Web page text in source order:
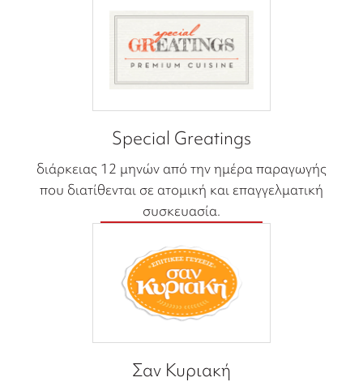
Special Greatings
διάρκειας 12 μηνών από την ημέρα παραγωγής
που διατίθενται σε ατομική και επαγγελματική
συσκευασία.
Σαν Κυριακή